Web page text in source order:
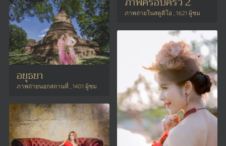
ภาพถ่ายในสตูดิโอ , 1621 ผู้ชม
อยุธยา
ภาพถ่ายนอกสถานที่ , 1401 ผู้ชม